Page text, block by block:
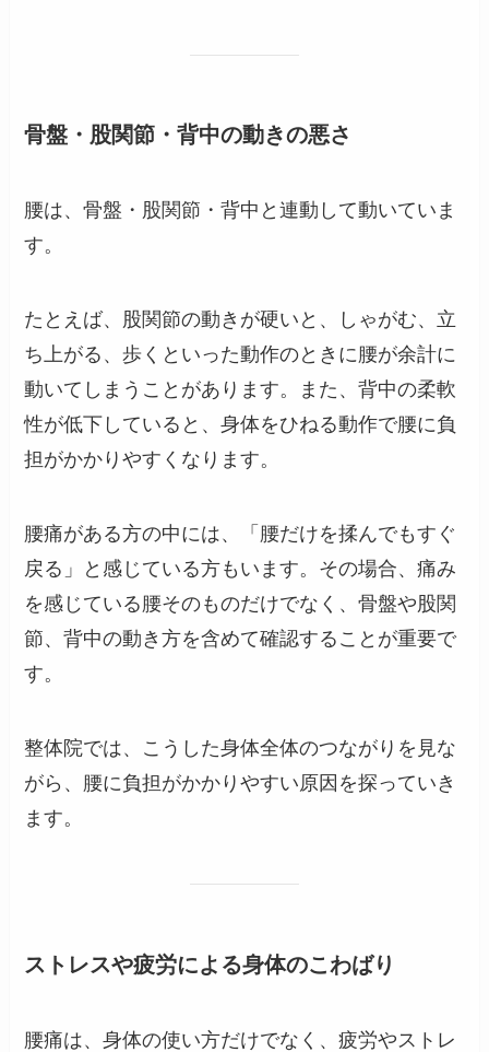
骨盤・股関節・背中の動きの悪さ
腰は、骨盤・股関節・背中と連動して動いていま
す。
たとえば、股関節の動きが硬いと、しゃがむ、立
ち上がる、歩くといった動作のときに腰が余計に
動いてしまうことがあります。また、背中の柔軟
性が低下していると、身体をひねる動作で腰に負
担がかかりやすくなります。
腰痛がある方の中には、「腰だけを揉んでもすぐ
戻る」と感じている方もいます。その場合、痛み
を感じている腰そのものだけでなく、骨盤や股関
節、背中の動き方を含めて確認することが重要で
す。
整体院では、こうした身体全体のつながりを見な
がら、腰に負担がかかりやすい原因を探っていき
ます。
ストレスや疲労による身体のこわばり
腰痛は、身体の使い方だけでなく、疲労やストレ